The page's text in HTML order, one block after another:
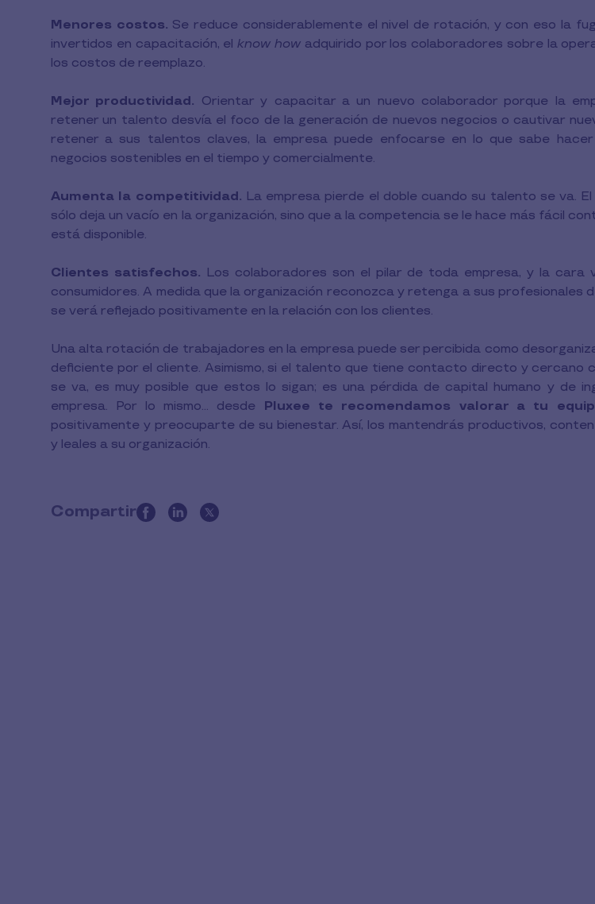
Menores costos. Se reduce considerablemente el nivel de rotación, y con eso la
invertidos en capacitación, elknow howadquirido por los colaboradores sobre la
los costos de reemplazo.
Mejor productividad. Orientar y capacitar a un nuevo colaborador porque la
retener un talento desvía el foco de la generación de nuevos negocios o cautivar
retener a sus talentos claves, la empresa puede enfocarse en lo que sabe hacer
negocios sostenibles en el tiempo y comercialmente.
Aumenta la competitividad. La empresa pierde el doble cuando su talento se va.
sólo deja un vacío en la organización, sino que a la competencia se le hace más fácil
está disponible.
Clientes satisfechos. Los colaboradores son el pilar de toda empresa, y la cara
consumidores. A medida que la organización reconozca y retenga a sus profesionales
se verá reflejado positivamente en la relación con los clientes.
Una alta rotación de trabajadores en la empresa puede ser percibida como
deficiente por el cliente. Asimismo, si el talento que tiene contacto directo y cercano
se va, es muy posible que estos lo sigan; es una pérdida de capital humano y de
empresa. Por lo mismo... desde Pluxee te recomendamos valorar a tu
positivamente y preocuparte de su bienestar. Así, los mantendrás productivos,
y leales a su organización.
Compartir
this